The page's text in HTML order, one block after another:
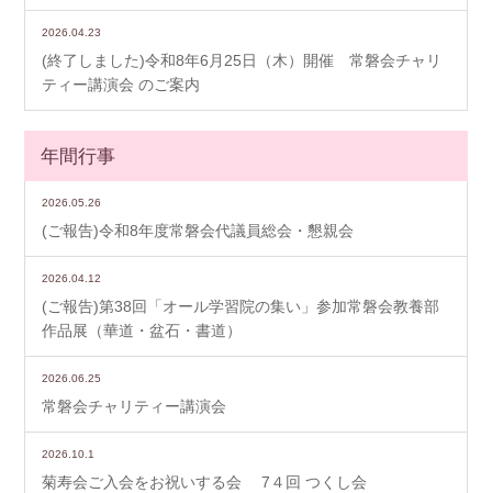
2026.04.23
(終了しました)令和8年6月25日（木）開催 常磐会チャリ
ティー講演会 のご案内
年間行事
2026.05.26
(ご報告)令和8年度常磐会代議員総会・懇親会
2026.04.12
(ご報告)第38回「オール学習院の集い」参加常磐会教養部
作品展（華道・盆石・書道）
2026.06.25
常磐会チャリティー講演会
2026.10.1
菊寿会ご入会をお祝いする会 7４回 つくし会